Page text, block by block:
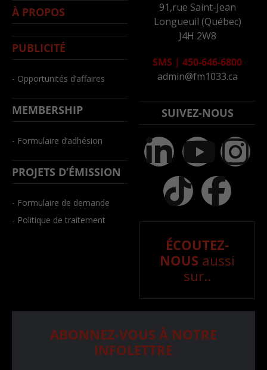
À PROPOS
PUBLICITÉ
- Opportunités d’affaires
MEMBERSHIP
- Formulaire d’adhésion
PROJETS D’ÉMISSION
- Formulaire de demande
- Politique de traitement
91,rue Saint-Jean
Longueuil (Québec)
J4H 2W8
SMS | 450-646-6800
admin@fm1033.ca
SUIVEZ-NOUS
ÉCOUTEZ-
NOUS aussi
sur..
ABONNEZ-VOUS À NOTRE
INFOLETTRE